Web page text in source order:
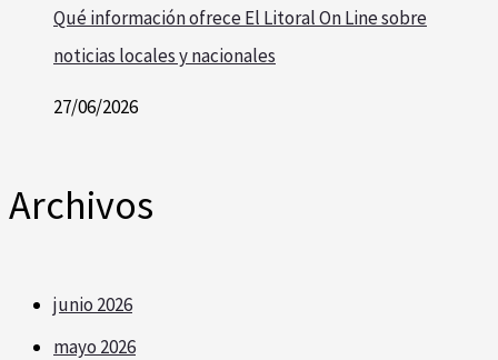
Qué información ofrece El Litoral On Line sobre
noticias locales y nacionales
27/06/2026
Archivos
junio 2026
mayo 2026